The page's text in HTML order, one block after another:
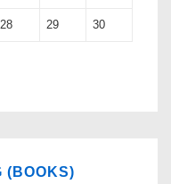
28 29 30
(BOOKS)